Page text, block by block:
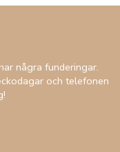
några funderingar.
och telefonen